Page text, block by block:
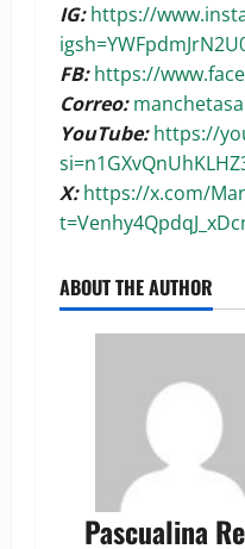
IG:https://
FB:https://
Correo:
YouTube: https://
X:https://x.com/
ABOUT THE AUTHOR
Pascualina